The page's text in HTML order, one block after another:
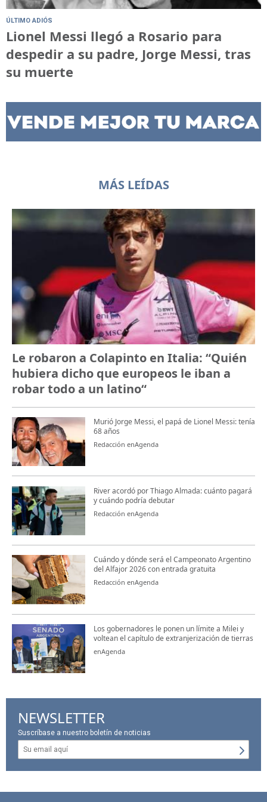
ÚLTIMO ADIÓS
Lionel Messi llegó a Rosario para
despedir a su padre, Jorge Messi, tras
su muerte
MÁS LEÍDAS
Le robaron a Colapinto en Italia: “Quién
hubiera dicho que europeos le iban a
robar todo a un latino“
Murió Jorge Messi, el papá de Lionel Messi: tenía
68 años
Redacción enAgenda
River acordó por Thiago Almada: cuánto pagará
y cuándo podría debutar
Redacción enAgenda
Cuándo y dónde será el Campeonato Argentino
del Alfajor 2026 con entrada gratuita
Redacción enAgenda
Los gobernadores le ponen un límite a Milei y
voltean el capítulo de extranjerización de tierras
enAgenda
NEWSLETTER
Suscríbase a nuestro boletín de noticias